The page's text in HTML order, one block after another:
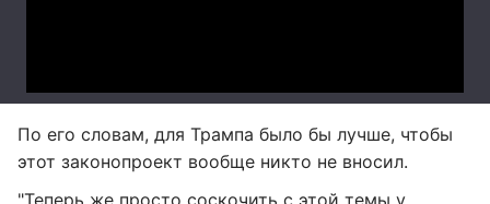
По его словам, для Трампа было бы лучше, чтобы
этот законопроект вообще никто не вносил.
"Теперь же просто соскочить с этой темы у